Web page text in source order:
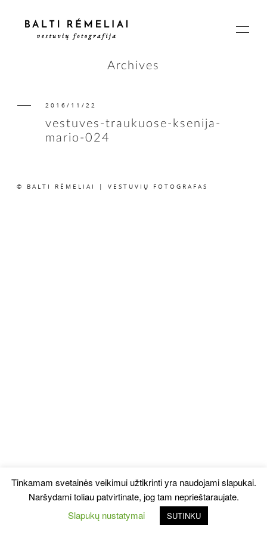
PAGRINDINIS
ISTORIJOS
Archives
2016/11/22
vestuves-traukuose-ksenija-
mario-024
© BALTI RĖMELIAI | VESTUVIŲ FOTOGRAFAS
Tinkamam svetainės veikimui užtikrinti yra naudojami slapukai.
Naršydami toliau patvirtinate, jog tam neprieštaraujate.
Slapukų nustatymai
SUTINKU